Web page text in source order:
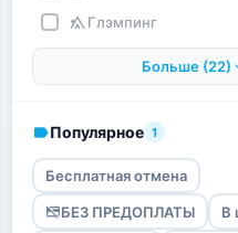
Глэмпинг
Больше (22)
Популярное 1
Бесплатная отмена
БЕЗ ПРЕДОПЛАТЫ В